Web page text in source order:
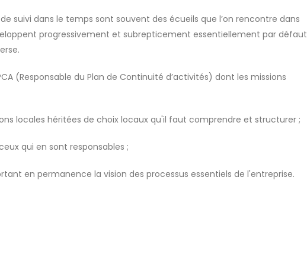
suivi dans le temps sont souvent des écueils que l’on rencontre dans
progressivement et subrepticement essentiellement par défaut
(Responsable du Plan de Continuité d’activités) dont les missions
locales héritées de choix locaux qu'il faut comprendre et structurer ;
qui en sont responsables ;
en permanence la vision des processus essentiels de l'entreprise.